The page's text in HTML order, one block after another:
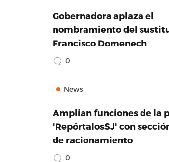
Gobernadora aplaza el
nombramiento del
Francisco Domenech
0
News
Amplian funciones de la
'RepórtalosSJ' con
de racionamiento
0